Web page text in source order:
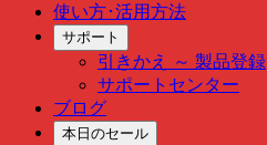
使い方･活用方法
サポート
引きかえ ～ 製品登録
サポートセンター
ブログ
本日のセール